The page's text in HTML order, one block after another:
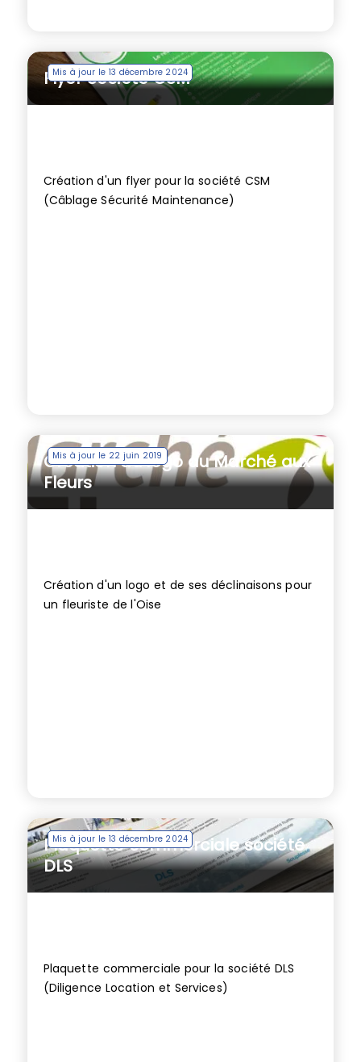
Mis à jour le 13 décembre 2024
Flyer Société CSM
Création d'un flyer pour la société CSM
(Câblage Sécurité Maintenance)
Mis à jour le 22 juin 2019
Création du logo du Marché aux
Fleurs
Création d'un logo et de ses déclinaisons pour
un fleuriste de l'Oise
Mis à jour le 13 décembre 2024
Plaquette commerciale société
DLS
Plaquette commerciale pour la société DLS
(Diligence Location et Services)